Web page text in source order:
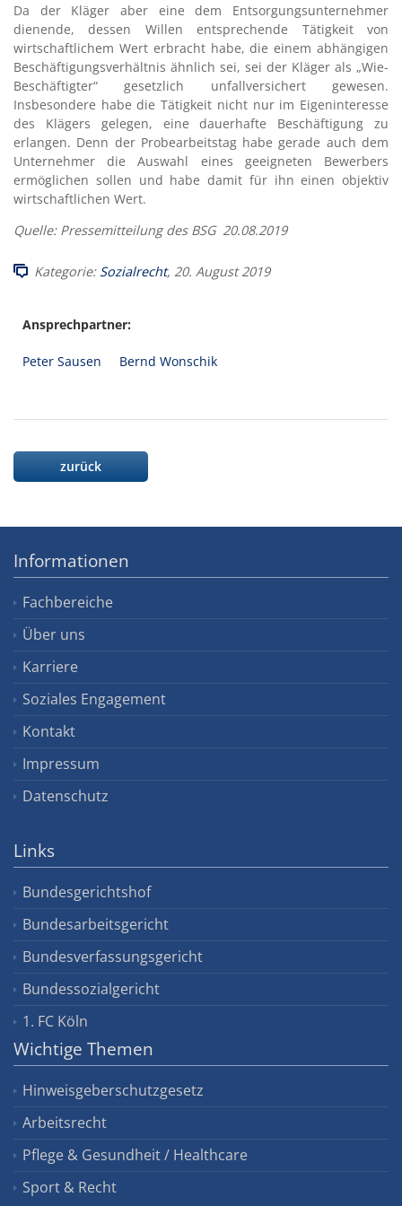
Da der Kläger aber eine dem Entsorgungsunternehmer
dienende, dessen Willen entsprechende Tätigkeit von
wirtschaftlichem Wert erbracht habe, die einem abhängigen
Beschäftigungsverhältnis ähnlich sei, sei der Kläger als „Wie-
Beschäftigter“ gesetzlich unfallversichert gewesen.
Insbesondere habe die Tätigkeit nicht nur im Eigeninteresse
des Klägers gelegen, eine dauerhafte Beschäftigung zu
erlangen. Denn der Probearbeitstag habe gerade auch dem
Unternehmer die Auswahl eines geeigneten Bewerbers
ermöglichen sollen und habe damit für ihn einen objektiv
wirtschaftlichen Wert.
Quelle: Pressemitteilung des BSG 20.08.2019
Kategorie: Sozialrecht, 20. August 2019
Ansprechpartner:
Peter Sausen Bernd Wonschik
zurück
Informationen
Fachbereiche
Über uns
Karriere
Soziales Engagement
Kontakt
Impressum
Datenschutz
Links
Bundesgerichtshof
Bundesarbeitsgericht
Bundesverfassungsgericht
Bundessozialgericht
1. FC Köln
Wichtige Themen
Hinweisgeberschutzgesetz
Arbeitsrecht
Pflege & Gesundheit / Healthcare
Sport & Recht